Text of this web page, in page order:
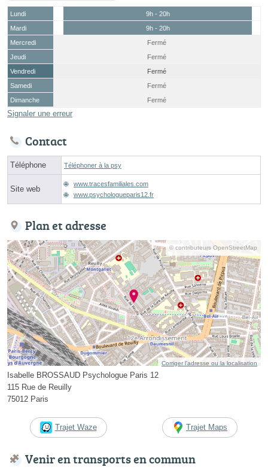
Lundi
9h - 20h
Mardi
9h - 20h
Mercredi
Fermé
Jeudi
Fermé
Vendredi
Fermé
Samedi
Fermé
Dimanche
Fermé
Signaler une erreur
Contact
Téléphone Téléphoner à la psy
Site web
www.tracesfamiliales.com
www.psychologueparis12.fr
Plan et adresse
© contributeurs OpenStreetMap
Corriger l’adresse ou la localisation
Isabelle BROSSAUD Psychologue Paris 12
115 Rue de Reuilly
75012 Paris
Trajet Waze Trajet Maps
Venir en transports en commun